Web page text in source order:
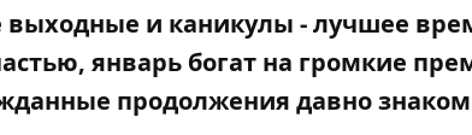
выходные и каникулы - лучшее
январь богат на громкие
продолжения давно